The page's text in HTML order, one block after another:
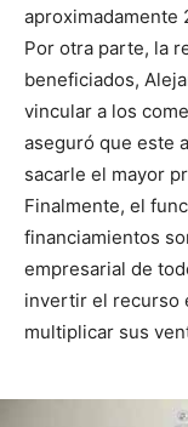
aproximadamente
Por otra parte, la
beneficiados,
vincular a los
aseguró que este
sacarle el mayor
Finalmente, el
financiamientos
empresarial de
invertir el recurso
multiplicar sus